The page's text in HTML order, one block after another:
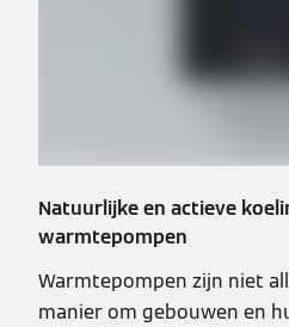
Natuurlijke en actieve
warmtepompen
Warmtepompen zijn niet
manier om gebouwen en